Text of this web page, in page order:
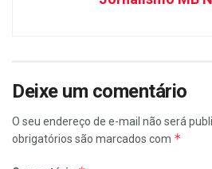
Deixe um comentário
O seu endereço de e-mail não será
obrigatórios são marcados com *